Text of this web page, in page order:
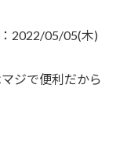
2022/05/05(木)
ジで便利だから